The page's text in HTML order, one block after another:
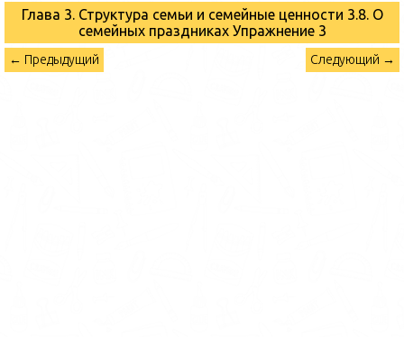
Глава 3. Структура семьи и семейные ценности 3.8. О
семейных праздниках Упражнение 3
← Предыдущий Следующий →